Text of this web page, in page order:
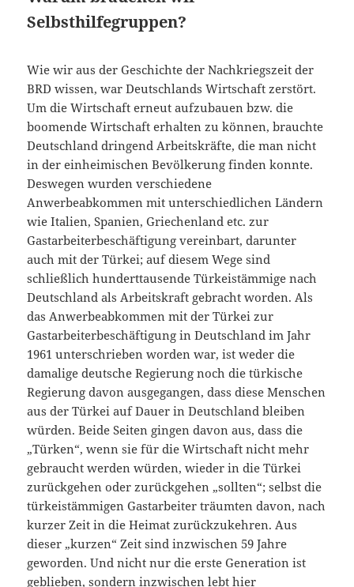
Selbsthilfegruppen?
Wie wir aus der Geschichte der Nachkriegszeit der
BRD wissen, war Deutschlands Wirtschaft zerstört.
Um die Wirtschaft erneut aufzubauen bzw. die
boomende Wirtschaft erhalten zu können, brauchte
Deutschland dringend Arbeitskräfte, die man nicht
in der einheimischen Bevölkerung finden konnte.
Deswegen wurden verschiedene
Anwerbeabkommen mit unterschiedlichen Ländern
wie Italien, Spanien, Griechenland etc. zur
Gastarbeiterbeschäftigung vereinbart, darunter
auch mit der Türkei; auf diesem Wege sind
schließlich hunderttausende Türkeistämmige nach
Deutschland als Arbeitskraft gebracht worden. Als
das Anwerbeabkommen mit der Türkei zur
Gastarbeiterbeschäftigung in Deutschland im Jahr
1961 unterschrieben worden war, ist weder die
damalige deutsche Regierung noch die türkische
Regierung davon ausgegangen, dass diese Menschen
aus der Türkei auf Dauer in Deutschland bleiben
würden. Beide Seiten gingen davon aus, dass die
„Türken“, wenn sie für die Wirtschaft nicht mehr
gebraucht werden würden, wieder in die Türkei
zurückgehen oder zurückgehen „sollten“; selbst die
türkeistämmigen Gastarbeiter träumten davon, nach
kurzer Zeit in die Heimat zurückzukehren. Aus
dieser „kurzen“ Zeit sind inzwischen 59 Jahre
geworden. Und nicht nur die erste Generation ist
geblieben, sondern inzwischen lebt hier